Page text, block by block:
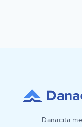
Danacita